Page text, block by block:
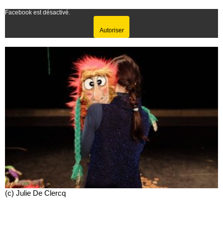
Facebook est désactivé.
Autoriser
(c) Julie De Clercq